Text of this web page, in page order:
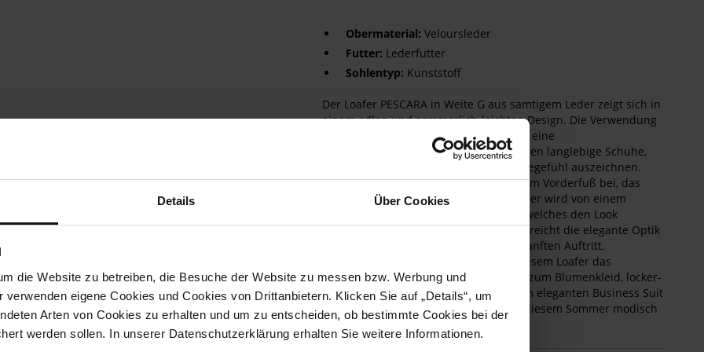
Details Über Cookies
die Website zu betreiben, die Besuche der Website zu messen bzw. Werbung und
verwenden eigene Cookies und Cookies von Drittanbietern. Klicken Sie auf „Details“, um
Arten von Cookies zu erhalten und um zu entscheiden, ob bestimmte Cookies bei der
werden sollen. In unserer Datenschutzerklärung erhalten Sie weitere Informationen.
Obermaterial: Veloursleder
Futter: Lederfutter
Sohlentyp: Kunststoff
Der Loafer PESCARA in Weite G aus samtigem Leder zeigt sich in
einem edlen und sommerlich-leichten Design. Die Verwendung
erstklassiger Materialien ist bei HASSIA eine
Selbstverständlichkeit – daraus entstehen langlebige Schuhe,
die sich durch das hervorragende Tragegefühl auszeichnen.
Dazu trägt auch das kleine Luftpolster im Vorderfuß bei, das
Erschütterungen dämpft. Das feine Leder wird von einem
detailreichen Schmuckband begleitet, welches den Look
komplettiert. Die dezente Sohle unterstreicht die elegante Optik
und ist dabei extrem weich für einen sanften Auftritt.
Selbstverständlich besteht auch bei diesem Loafer das
Innenfutter aus softem Leder. Feminin zum Blumenkleid, locker-
lässig zur gekrempelten Jeans oder zum eleganten Business Suit
– auf den PESCARA können Sie sich in diesem Sommer modisch
verlassen.